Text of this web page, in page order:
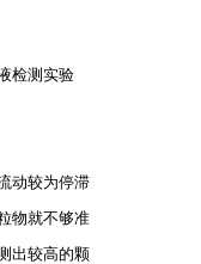
检测实验
动较为停滞
物就不够准
出较高的颗